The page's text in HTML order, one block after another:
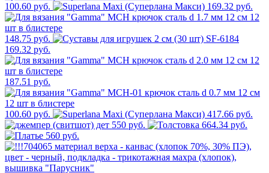
100.60 руб. 169.32 руб.
148.75 руб.
169.32 руб.
187.51 руб.
100.60 руб.
417.66 руб.
550 руб.
664.34 руб.
560 руб.